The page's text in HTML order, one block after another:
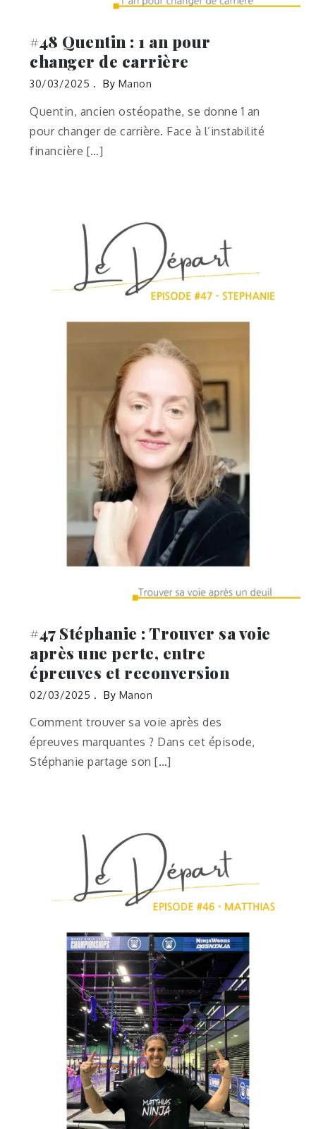
#48 Quentin : 1 an pour
changer de carrière
30/03/2025 By Manon
Quentin, ancien ostéopathe, se donne 1 an
pour changer de carrière. Face à l’instabilité
financière […]
#47 Stéphanie : Trouver sa voie
après une perte, entre
épreuves et reconversion
02/03/2025 By Manon
Comment trouver sa voie après des
épreuves marquantes ? Dans cet épisode,
Stéphanie partage son […]